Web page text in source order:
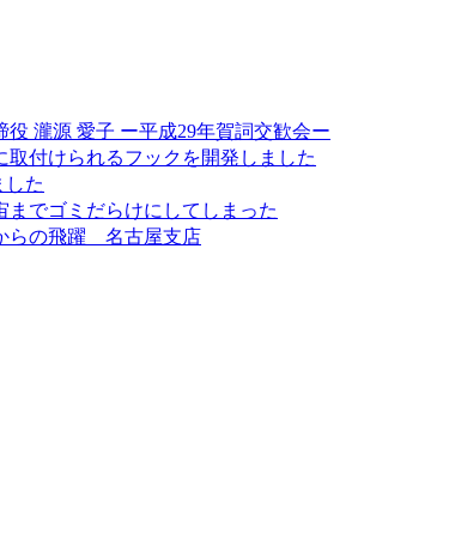
役 瀧源 愛子 ー平成29年賀詞交歓会ー
付けられるフックを開発しました
した
でゴミだらけにしてしまった
らの飛躍 名古屋支店